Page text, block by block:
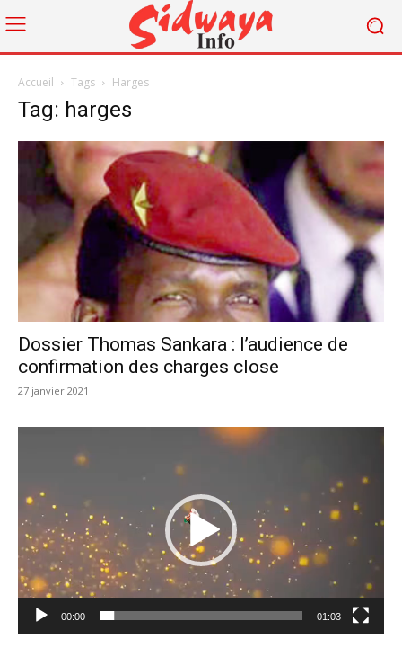
Accueil Tags Harges
Tag: harges
Dossier Thomas Sankara : l’audience de
confirmation des charges close
27 janvier 2021
00:00 01:03